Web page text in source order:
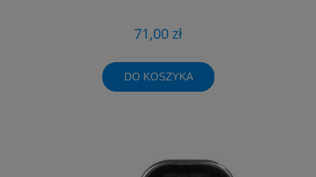
71,00 zł
DO KOSZYKA